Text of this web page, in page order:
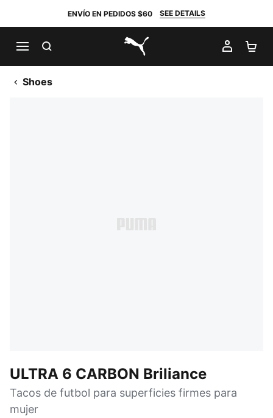
ENVÍO EN PEDIDOS $60 SEE DETAILS
PUMA.com
MI
Shoes
ULTRA 6 CARBON Briliance
Tacos de futbol para superficies firmes para
mujer